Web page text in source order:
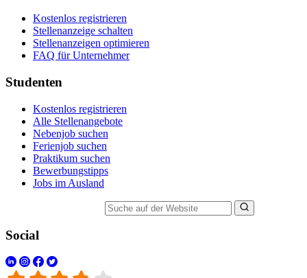
Kostenlos registrieren
Stellenanzeige schalten
Stellenanzeigen optimieren
FAQ für Unternehmer
Studenten
Kostenlos registrieren
Alle Stellenangebote
Nebenjob suchen
Ferienjob suchen
Praktikum suchen
Bewerbungstipps
Jobs im Ausland
Social